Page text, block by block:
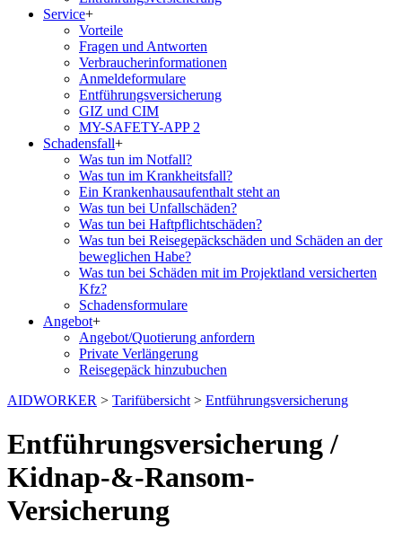
Service+
Vorteile
Fragen und Antworten
Verbraucherinformationen
Anmeldeformulare
Entführungsversicherung
GIZ und CIM
MY-SAFETY-APP 2
Schadensfall+
Was tun im Notfall?
Was tun im Krankheitsfall?
Ein Krankenhausaufenthalt steht an
Was tun bei Unfallschäden?
Was tun bei Haftpflichtschäden?
Was tun bei Reisegepäckschäden und Schäden an der
beweglichen Habe?
Was tun bei Schäden mit im Projektland versicherten
Kfz?
Schadensformulare
Angebot+
Angebot/Quotierung anfordern
Private Verlängerung
Reisegepäck hinzubuchen
AIDWORKER > Tarifübersicht > Entführungsversicherung
Entführungsversicherung /
Kidnap-&-Ransom-
Versicherung